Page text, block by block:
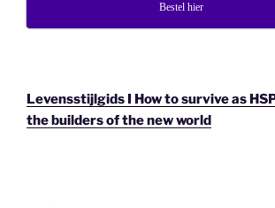
Bestel hier
Levensstijlgids I How to survive as
the builders of the new world